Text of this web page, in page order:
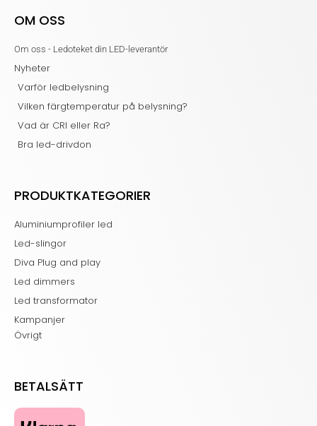
OM OSS
Om oss - Ledoteket din LED-leverantör
Nyheter
Varför ledbelysning
Vilken färgtemperatur på belysning?
Vad är CRI eller Ra?
Bra led-drivdon
PRODUKTKATEGORIER
Aluminiumprofiler led
Led-slingor
Diva Plug and play
Led dimmers
Led transformator
Kampanjer
Övrigt
BETALSÄTT